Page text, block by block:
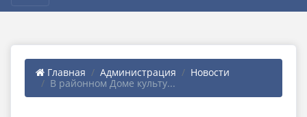
Главная Администрация
Новости
В районном Доме культу...